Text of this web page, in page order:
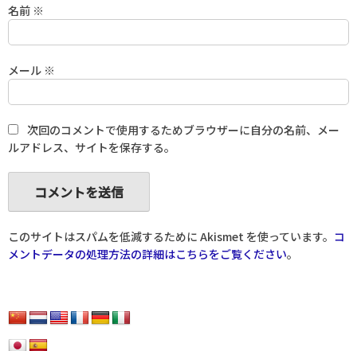
名前 ※
メール ※
次回のコメントで使用するためブラウザーに自分の名前、メー
ルアドレス、サイトを保存する。
このサイトはスパムを低減するために Akismet を使っています。 コ
メントデータの処理方法の詳細はこちらをご覧ください。